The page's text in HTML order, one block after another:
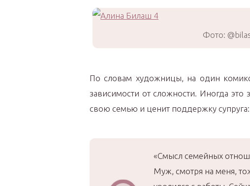
Фото:
По словам художницы, на один
зависимости от сложности. Иногда
свою семью и ценит поддержку супруга:
«Смысл семейных
Муж, смотря на меня,